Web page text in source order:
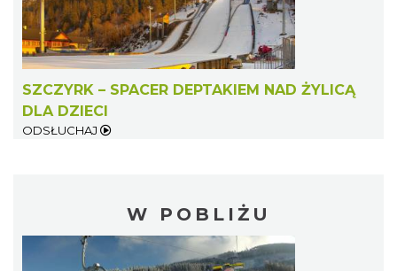
SZCZYRK – SPACER DEPTAKIEM NAD ŻYLICĄ
DLA DZIECI
ODSŁUCHAJ
W POBLIŻU